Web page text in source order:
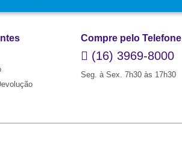
Compre pelo Telefone
(16) 3969-8000
Seg. à Sex. 7h30 às 17h30